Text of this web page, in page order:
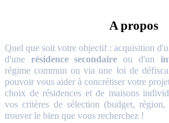
A propos
Quel que soit votre objectif : acquisition
d'une résidence secondaire ou d'un
régime commun ou via une loi de
pouvoir vous aider à concrétiser votre
choix de résidences et de maisons
vos critères de sélection (budget,
trouver le bien que vous recherchez !